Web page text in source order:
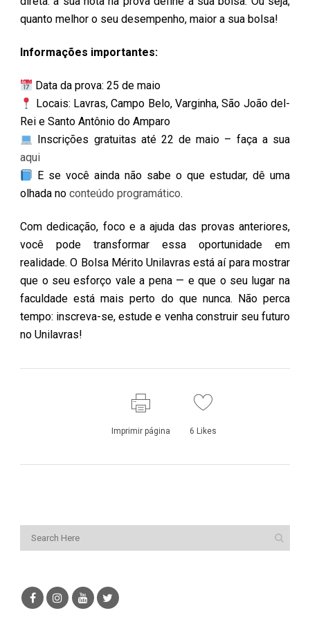
quanto melhor o seu desempenho, maior a sua bolsa!
Informações importantes:
Data da prova: 25 de maio
Locais: Lavras, Campo Belo, Varginha, São João del-
Rei e Santo Antônio do Amparo
Inscrições gratuitas até 22 de maio – faça a sua
aqui
E se você ainda não sabe o que estudar, dê uma
olhada noconteúdo programático.
Com dedicação, foco e a ajuda das provas anteriores,
você pode transformar essa oportunidade em
realidade. O Bolsa Mérito Unilavras está aí para mostrar
que o seu esforço vale a pena — e que o seu lugar na
faculdade está mais perto do que nunca. Não perca
tempo: inscreva-se, estude e venha construir seu futuro
no Unilavras!
Imprimir página 6 Likes